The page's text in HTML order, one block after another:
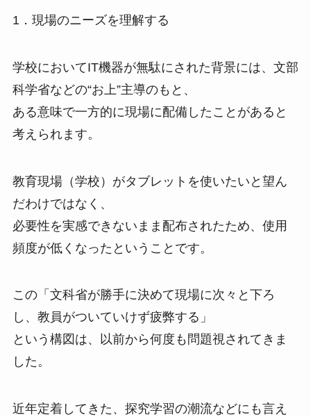
1．現場のニーズを理解する
学校においてIT機器が無駄にされた背景には、文部
科学省などの“お上”主導のもと、
ある意味で一方的に現場に配備したことがあると
考えられます。
教育現場（学校）がタブレットを使いたいと望ん
だわけではなく、
必要性を実感できないまま配布されたため、使用
頻度が低くなったということです。
この「文科省が勝手に決めて現場に次々と下ろ
し、教員がついていけず疲弊する」
という構図は、以前から何度も問題視されてきま
した。
近年定着してきた、探究学習の潮流などにも言え